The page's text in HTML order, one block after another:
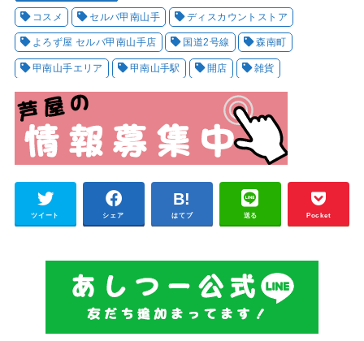
コスメ セルバ甲南山手 ディスカウントストア
よろず屋 セルバ甲南山手店 国道2号線 森南町
甲南山手エリア 甲南山手駅 開店 雑貨
ツイート シェア はてブ 送る Pocket